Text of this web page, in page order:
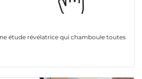
étude révélatrice qui chamboule toutes